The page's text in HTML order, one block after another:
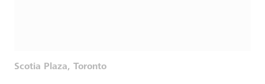
Scotia Plaza, Toronto